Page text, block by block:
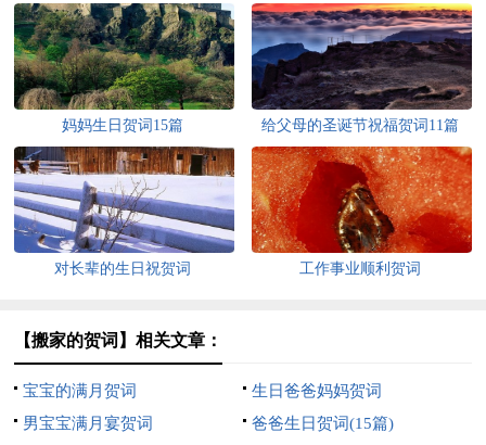
妈妈生日贺词15篇 给父母的圣诞节祝福贺词11篇
对长辈的生日祝贺词 工作事业顺利贺词
【搬家的贺词】相关文章：
宝宝的满月贺词
生日爸爸妈妈贺词
男宝宝满月宴贺词
爸爸生日贺词(15篇)